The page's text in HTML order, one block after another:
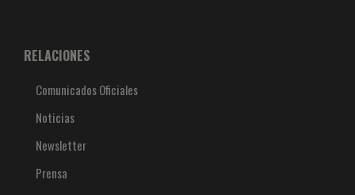
RELACIONES
Comunicados Oficiales
Noticias
Newsletter
Prensa